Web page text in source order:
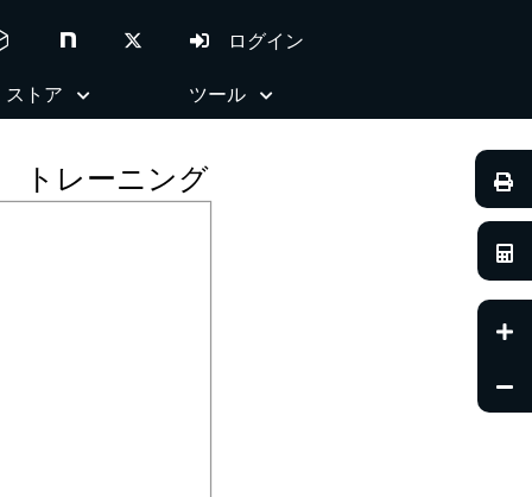
ログイン
ストア
ツール
トレーニング